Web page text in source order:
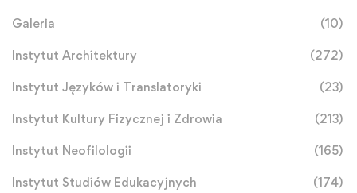
Galeria (10)
Instytut Architektury (272)
Instytut Języków i Translatoryki (23)
Instytut Kultury Fizycznej i Zdrowia (213)
Instytut Neofilologii (165)
Instytut Studiów Edukacyjnych (174)